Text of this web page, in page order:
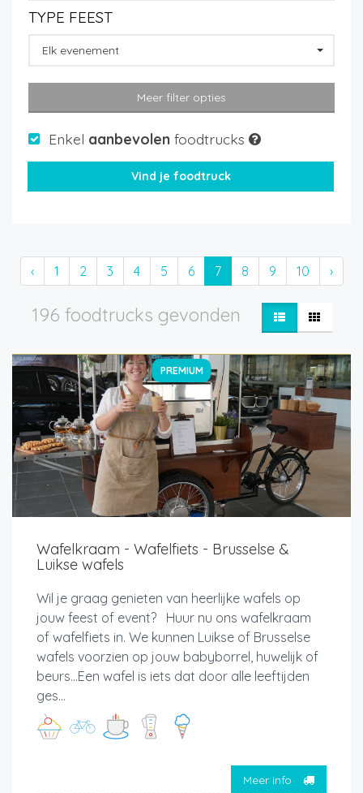
TYPE FEEST
Elk evenement
Meer filter opties
Enkel aanbevolen foodtrucks
‹ 1 2 3 4 5 6 7 8 9 10 ›
196 foodtrucks gevonden
PREMIUM
Wafelkraam - Wafelfiets - Brusselse &
Luikse wafels
Wil je graag genieten van heerlijke wafels op
jouw feest of event? Huur nu ons wafelkraam
of wafelfiets in. We kunnen Luikse of Brusselse
wafels voorzien op jouw babyborrel, huwelijk of
beurs...Een wafel is iets dat door alle leeftijden
ges...
Meer info